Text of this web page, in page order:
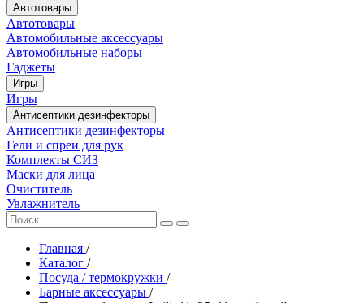
Автотовары
Автотовары
Автомобильные аксессуары
Автомобильные наборы
Гаджеты
Игры
Игры
Антисептики дезинфекторы
Антисептики дезинфекторы
Гели и спреи для рук
Комплекты СИЗ
Маски для лица
Очиститель
Увлажнитель
Главная /
Каталог /
Посуда / термокружки /
Барные аксессуары /